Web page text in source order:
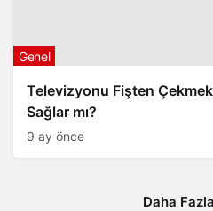
Televizyonu Fişten
Sağlar mı?
Genel
9 ay önce
Daha